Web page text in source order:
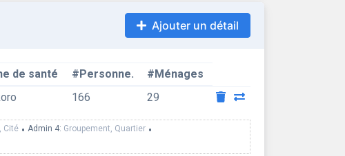
Ajouter un détail
de santé #Personne.
#Ménages
166 29
Cité • Admin 4: Groupement, Quartier •